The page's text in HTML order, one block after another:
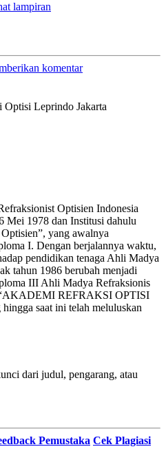
lampiran
komentar
Optisi Leprindo Jakarta
Optisien Indonesia
1978 dan Institusi dahulu
yang awalnya
I. Dengan berjalannya waktu,
pendidikan tenaga Ahli Madya
tahun 1986 berubah menjadi
III Ahli Madya Refraksionis
“AKADEMI REFRAKSI OPTISI
saat ini telah meluluskan
dari judul, pengarang, atau
Pemustaka Cek Plagiasi